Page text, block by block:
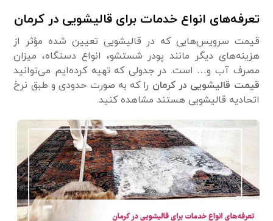
تعرفه‌های انواع خدمات برای قالیشویی در کرمان
قیمت سرویس‌هایی که در قالیشویی تعیین شده مؤثر از
هزینه‌های دیگر مانند پودر شستشو، انواع دستگاه، میزان
مصرف آب و… است. در جدولی که تهیه کرده‌ایم می‌توانید
قیمت قالیشویی در کرمان را که به صورت حدودی و طبق نرخ
اتحادیه قالیشویی هستند مشاهده کنید.